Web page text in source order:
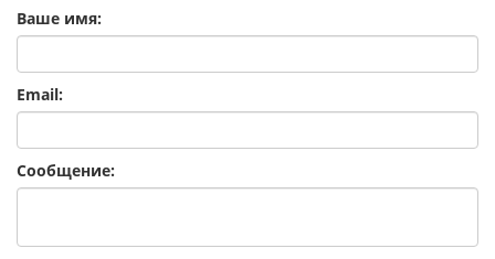
Ваше имя:
Email:
Сообщение: